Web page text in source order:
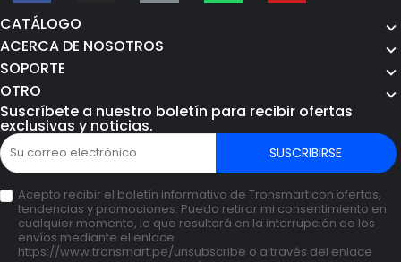
CATÁLOGO
ACERCA DE NOSOTROS
SOPORTE
OTRO
Suscríbete a nuestro boletín para recibir ofertas
exclusivas y noticias.
SUSCRIBIRSE
Acepto recibir el boletín informativo de Tronsmart con ofertas,
tendencias y promociones. Puedo retirar mi consentimiento en
cualquier momento, lo que resultará en la interrupción de los
envíos mediante el enlace
https://www.tronsmart.pe/unsubscribe o a través del enlace